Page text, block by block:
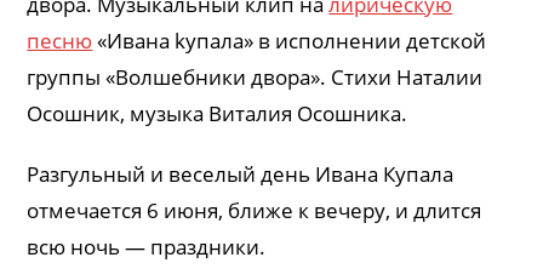
песню«Ивана kупала» в исполнении детской
группы «Волшебники двора». Стихи Наталии
Осошник, музыка Виталия Осошника.
Разгульный и веселый день Ивана Купала
отмечается 6 июня, ближе к вечеру, и длится
всю ночь — праздники.